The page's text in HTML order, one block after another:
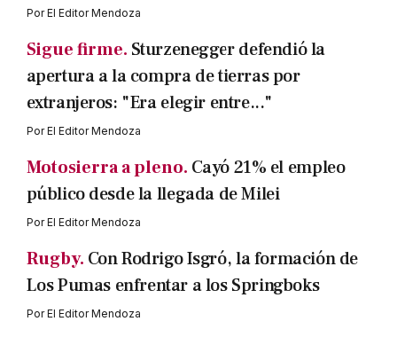
PorEl Editor Mendoza
Sigue firme. Sturzenegger defendió la
apertura a la compra de tierras por
extranjeros: "Era elegir entre..."
PorEl Editor Mendoza
Motosierra a pleno. Cayó 21% el empleo
público desde la llegada de Milei
PorEl Editor Mendoza
Rugby. Con Rodrigo Isgró, la formación de
Los Pumas enfrentar a los Springboks
PorEl Editor Mendoza